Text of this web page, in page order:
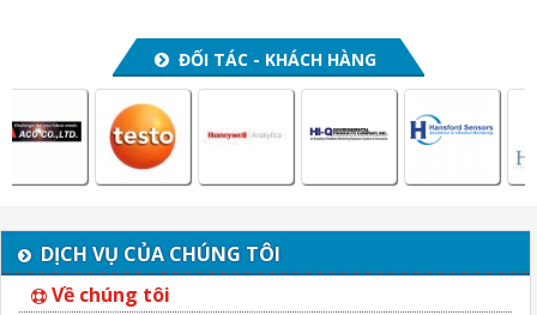
ĐỐI TÁC - KHÁCH HÀNG
DỊCH VỤ CỦA CHÚNG TÔI
Về chúng tôi